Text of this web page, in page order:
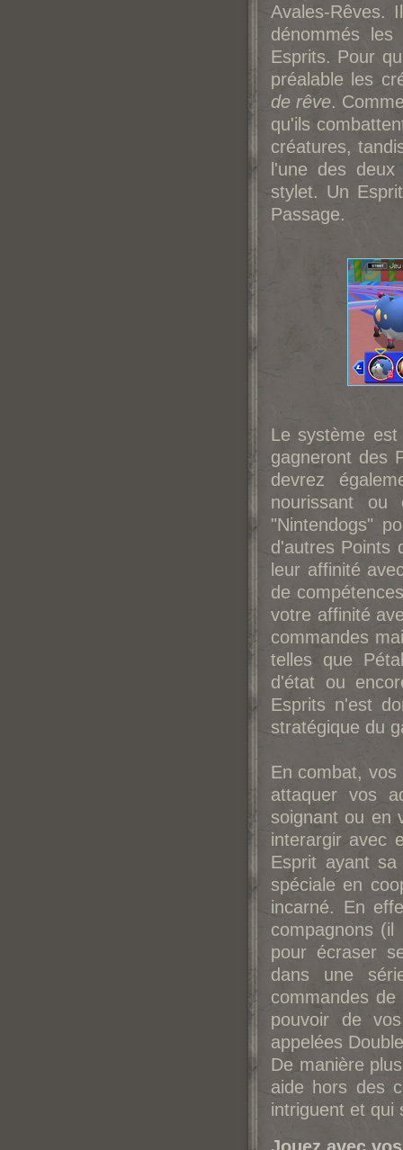
Avales-Rêves.
dénommés
Esprits. Pour
préalable les
de rêve.
qu'ils
créatures,
l'une des
stylet. Un
Passage.
Le système
gagneront des
devrez
nourissant
"Nintendogs"
d'autres Points
leur affinité
de
votre affinité
commandes
telles que
d'état ou
Esprits n'est
stratégique du
En combat,
attaquer vos
soignant ou en
interargir avec
Esprit ayant
spéciale en
incarné. En
compagnons
pour écraser
dans une
commandes
pouvoir de
appelées
De manière
aide hors des
intriguent et qui